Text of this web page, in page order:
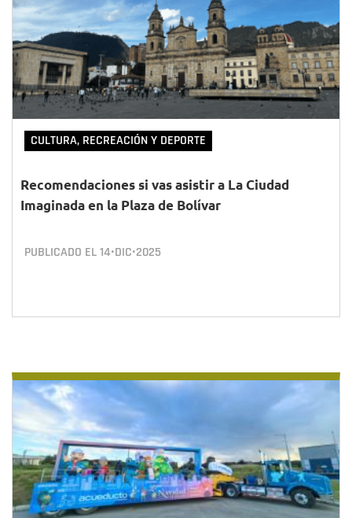
CULTURA, RECREACIÓN Y DEPORTE
Recomendaciones si vas asistir a La Ciudad
Imaginada en la Plaza de Bolívar
PUBLICADO EL14•DIC•2025